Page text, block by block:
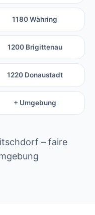
1180 Währing
1200 Brigittenau
1220 Donaustadt
+ Umgebung
– faire